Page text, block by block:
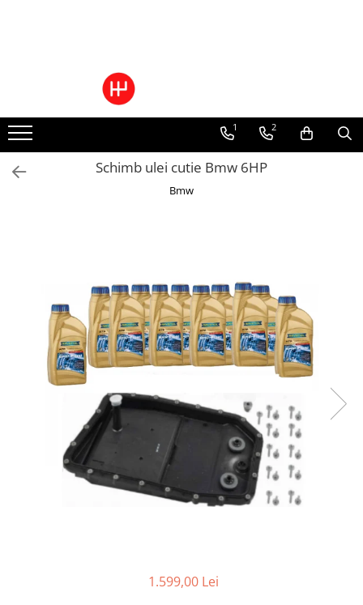
Pachete Cutie Automata
Pachete Cutie Manuala
Pachete Grup Diferential
Reparatii convertizoare de cuplu
Climatizare Auto
Piese cutii de viteze automata
1 2
Schimb ulei cutie Bmw 6HP
Bmw
1.599,00 Lei